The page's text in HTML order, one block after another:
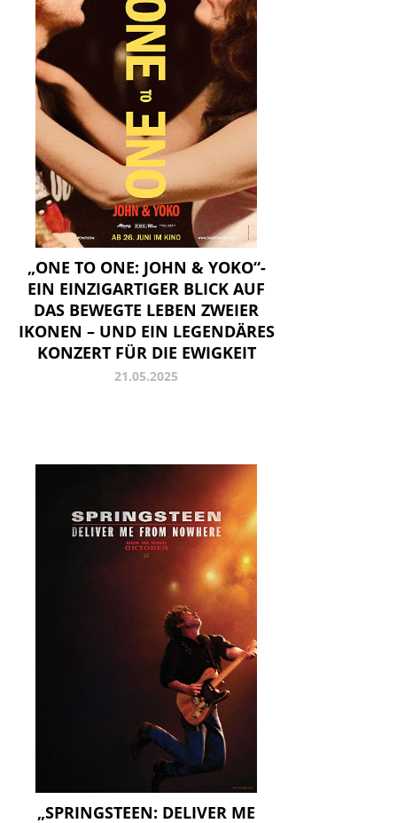
„ONE TO ONE: JOHN & YOKO“-
EIN EINZIGARTIGER BLICK AUF
DAS BEWEGTE LEBEN ZWEIER
IKONEN – UND EIN LEGENDÄRES
KONZERT FÜR DIE EWIGKEIT
21.05.2025
„SPRINGSTEEN: DELIVER ME